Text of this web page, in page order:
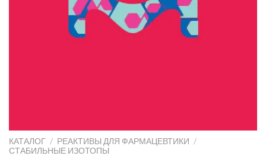
КАТАЛОГ / РЕАКТИВЫ ДЛЯ ФАРМАЦЕВТИКИ /
СТАБИЛЬНЫЕ ИЗОТОПЫ